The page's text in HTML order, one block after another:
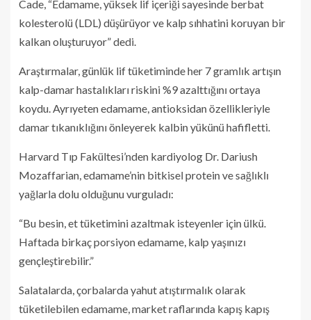
Cade, “Edamame, yüksek lif içeriği sayesinde berbat
kolesterolü (LDL) düşürüyor ve kalp sıhhatini koruyan bir
kalkan oluşturuyor” dedi.
Araştırmalar, günlük lif tüketiminde her 7 gramlık artışın
kalp-damar hastalıkları riskini %9 azalttığını ortaya
koydu. Ayrıyeten edamame, antioksidan özellikleriyle
damar tıkanıklığını önleyerek kalbin yükünü hafifletti.
Harvard Tıp Fakültesi’nden kardiyolog Dr. Dariush
Mozaffarian, edamame’nin bitkisel protein ve sağlıklı
yağlarla dolu olduğunu vurguladı:
“Bu besin, et tüketimini azaltmak isteyenler için ülkü.
Haftada birkaç porsiyon edamame, kalp yaşınızı
gençleştirebilir.”
Salatalarda, çorbalarda yahut atıştırmalık olarak
tüketilebilen edamame, market raflarında kapış kapış